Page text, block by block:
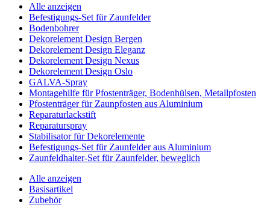
Alle anzeigen
Befestigungs-Set für Zaunfelder
Bodenbohrer
Dekorelement Design Bergen
Dekorelement Design Eleganz
Dekorelement Design Nexus
Dekorelement Design Oslo
GALVA-Spray
Montagehilfe für Pfostenträger, Bodenhülsen, Metallpfosten
Pfostenträger für Zaunpfosten aus Aluminium
Reparaturlackstift
Reparaturspray
Stabilisator für Dekorelemente
Befestigungs-Set für Zaunfelder aus Aluminium
Zaunfeldhalter-Set für Zaunfelder, beweglich
Alle anzeigen
Basisartikel
Zubehör